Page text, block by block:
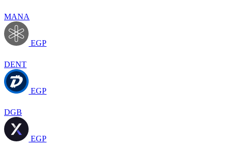
MANA
EGP
DENT
EGP
DGB
EGP